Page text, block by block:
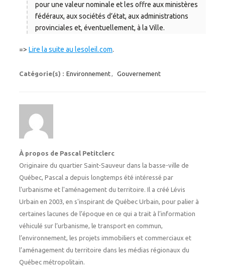
pour une valeur nominale et les offre aux ministères
fédéraux, aux sociétés d’état, aux administrations
provinciales et, éventuellement, à la Ville.
=> Lire la suite au lesoleil.com.
Catégorie(s) : Environnement, Gouvernement
À propos de Pascal Petitclerc
Originaire du quartier Saint-Sauveur dans la basse-ville de
Québec, Pascal a depuis longtemps été intéressé par
l'urbanisme et l'aménagement du territoire. Il a créé Lévis
Urbain en 2003, en s'inspirant de Québec Urbain, pour palier à
certaines lacunes de l’époque en ce qui a trait à l’information
véhiculé sur l’urbanisme, le transport en commun,
l’environnement, les projets immobiliers et commerciaux et
l’aménagement du territoire dans les médias régionaux du
Québec métropolitain.